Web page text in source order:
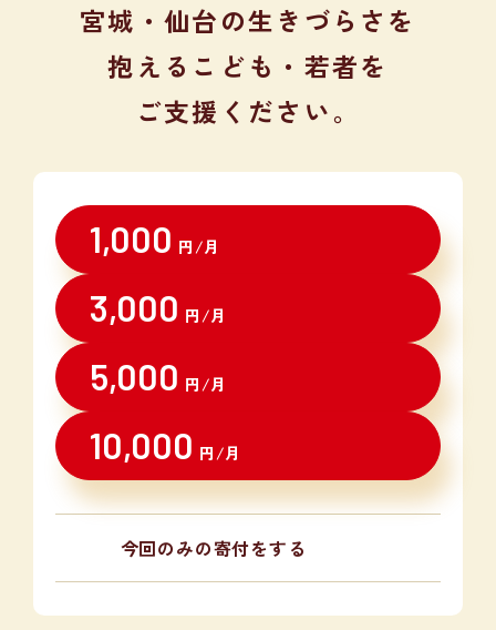
宮城・仙台の生きづらさを
抱える こども・若者を
ご支援ください。
1,000 円/月
3,000 円/月
5,000 円/月
10,000 円/月
今回のみの寄付をする